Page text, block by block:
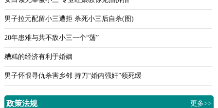
男子拉元配留小三遭拒 杀死小三后自杀(图)
20年患难与共不敌小三一个“荡”
糟糕的经济有利于婚姻
男子怀恨寻仇杀害乡邻 持刀“婚内强奸”领死缓
政策法规 更多>>